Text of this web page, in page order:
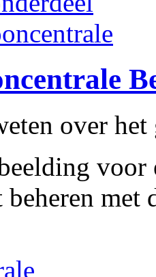
over het
voor
met